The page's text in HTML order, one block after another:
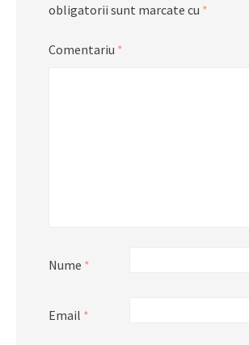
obligatorii sunt marcate cu *
Comentariu *
Nume *
Email *